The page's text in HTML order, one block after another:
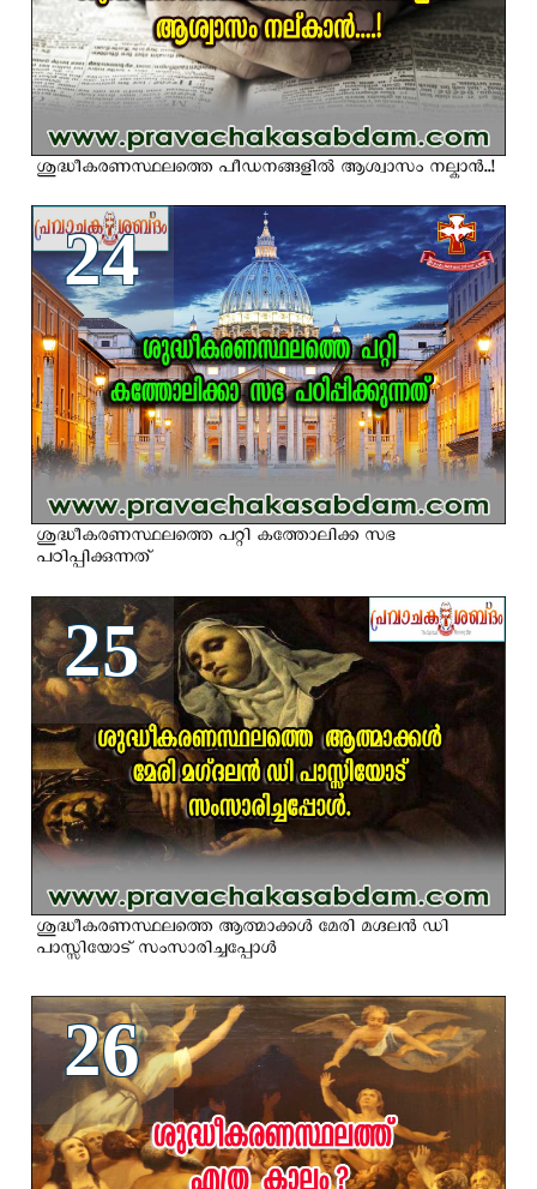
ശുദ്ധീകരണസ്ഥലത്തെ പീഡനങ്ങളില്‍ ആശ്വാസം നല്കാന്‍..!
24
ശുദ്ധീകരണസ്ഥലത്തെ പറ്റി കത്തോലിക്ക സഭ
പഠിപ്പിക്കുന്നത്
25
ശുദ്ധീകരണസ്ഥലത്തെ ആത്മാക്കള്‍ മേരി മഗ്ദലന്‍ ഡി
പാസ്സിയോട് സംസാരിച്ചപ്പോള്‍
26